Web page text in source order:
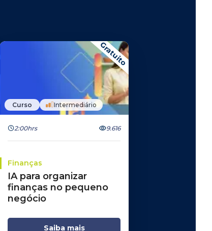
Gratuito
Curso Intermediário
2:00hrs 9.616
Finanças
IA para organizar
finanças no pequeno
negócio
Saiba mais